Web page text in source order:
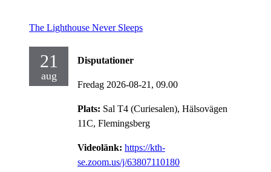
The Lighthouse Never Sleeps
21
aug
Disputationer
Fredag 2026-08-21, 09.00
Plats: Sal T4 (Curiesalen), Hälsovägen
11C, Flemingsberg
Videolänk: https://kth-
se.zoom.us/j/63807110180